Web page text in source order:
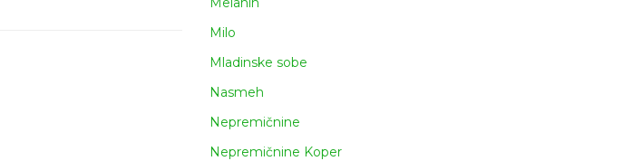
Milo
Mladinske sobe
Nasmeh
Nepremičnine
Nepremičnine Koper